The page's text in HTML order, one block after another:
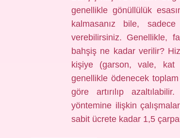
genellikle gönüllülük
kalmasanız bile,
verebilirsiniz. Genellikle,
bahşiş ne kadar verilir?
kişiye (garson, vale, kat
genellikle ödenecek
göre artırılıp
yöntemine ilişkin
sabit ücrete kadar 1,5